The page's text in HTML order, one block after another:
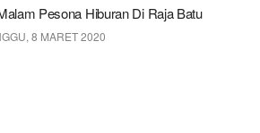
Pesona Hiburan Di Raja Batu
8 MARET 2020